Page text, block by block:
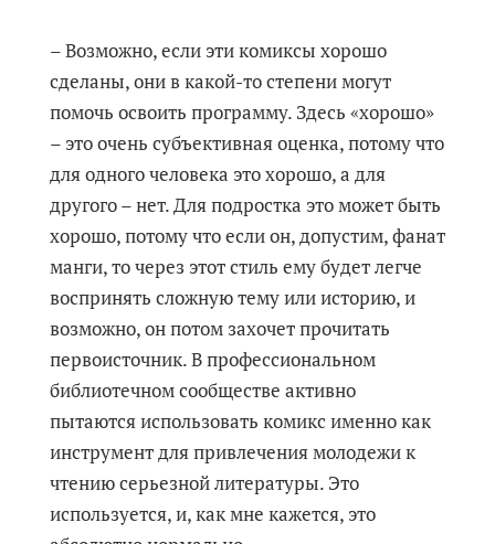
– Возможно, если эти комиксы хорошо
сделаны, они в какой-то степени могут
помочь освоить программу. Здесь «хорошо»
– это очень субъективная оценка, потому что
для одного человека это хорошо, а для
другого – нет. Для подростка это может быть
хорошо, потому что если он, допустим, фанат
манги, то через этот стиль ему будет легче
воспринять сложную тему или историю, и
возможно, он потом захочет прочитать
первоисточник. В профессиональном
библиотечном сообществе активно
пытаются использовать комикс именно как
инструмент для привлечения молодежи к
чтению серьезной литературы. Это
используется, и, как мне кажется, это